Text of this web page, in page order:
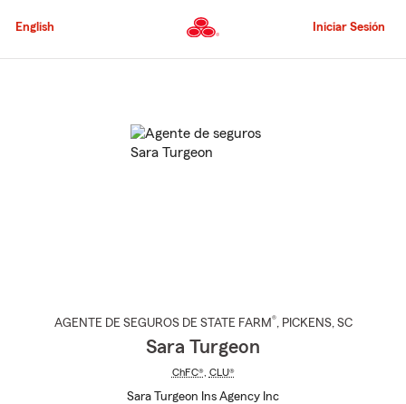
al
principal
English Iniciar Sesión
AGENTE DE SEGUROS DE STATE FARM®, PICKENS, SC
Sara Turgeon
ChFC®, CLU®
Sara Turgeon Ins Agency Inc